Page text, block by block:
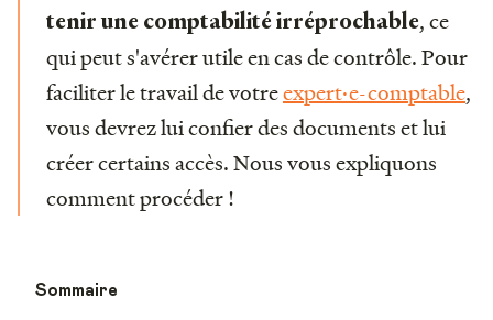
tenir une comptabilité irréprochable, ce
qui peut s'avérer utile en cas de contrôle. Pour
faciliter le travail de votreexpert·e-comptable,
vous devrez lui confier des documents et lui
créer certains accès. Nous vous expliquons
comment procéder !
Sommaire